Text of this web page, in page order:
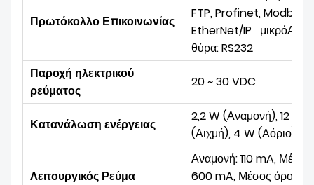
Πρωτόκολλο Επικοινωνίας
FTP,Profinet, Modbus
EtherNet/IP μικρό
θύρα:RS232
Παροχή ηλεκτρικού
ρεύματος
20 ~ 30 VDC
Κατανάλωση ενέργειας
2,2 W (Αναμονή), 12 W
(Αιχμή), 4 W (Αόριο
Λειτουργικός Ρεύμα
Αναμονή: 110 mA,
600 mA, Μέσος όρος: